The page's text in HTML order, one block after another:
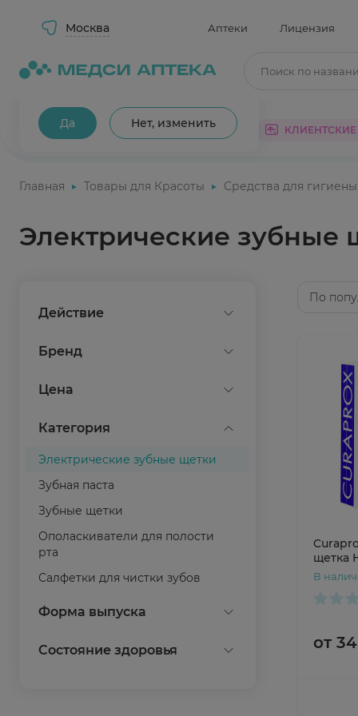
Москва
Ваш город Москва?
Да Нет, изменить
Аптеки Лицензия
Поиск по
КАТАЛОГ АКЦИИ
Главная Товары для Красоты Средства для
Электрические зубные
Действие
Бренд
Oral-B
Показать все
Цена
Категория
Электрические зубные щетки
Зубная паста
Зубные щетки
Ополаскиватели для полости
рта
Салфетки для чистки зубов
Гель для десен
Ирригаторы
Показать все
Форма выпуска
Состояние здоровья
По
щетка
наборе
В
от